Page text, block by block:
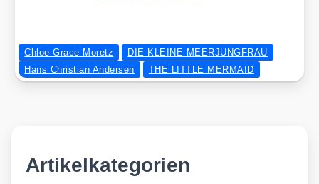
Chloe Grace Moretz
DIE KLEINE MEERJUNGFRAU
Hans Christian Andersen
THE LITTLE MERMAID
Artikelkategorien